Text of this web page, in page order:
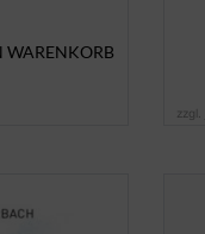
WARENKORB
zzgl.